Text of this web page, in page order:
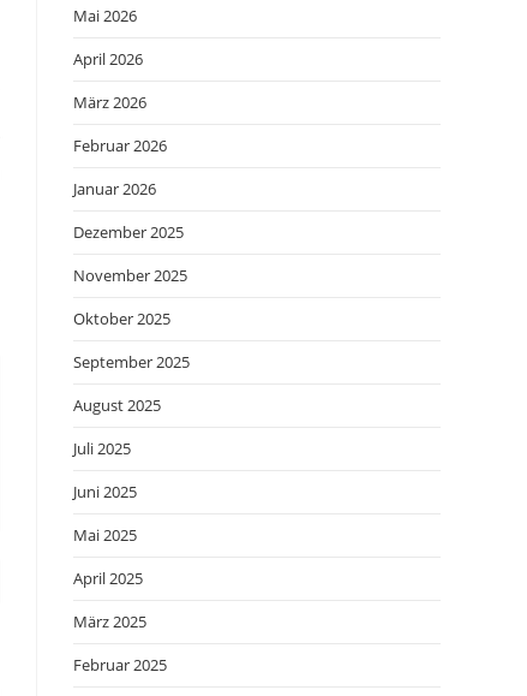
Mai 2026
April 2026
März 2026
Februar 2026
Januar 2026
Dezember 2025
November 2025
Oktober 2025
September 2025
August 2025
Juli 2025
Juni 2025
Mai 2025
April 2025
März 2025
Februar 2025